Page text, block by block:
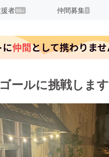
者99+ 仲間募集 1
ールに挑戦します